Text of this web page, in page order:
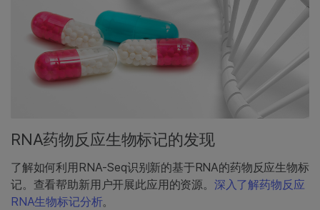
RNA药物反应生物标记的发现
了解如何利用RNA-Seq识别新的基于RNA的药物反应生物标
记。查看帮助新用户开展此应用的资源。 深入了解药物反应
RNA生物标记分析。